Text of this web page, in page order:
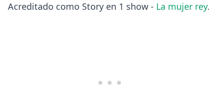
Acreditado como Story en 1 show - La mujer rey.